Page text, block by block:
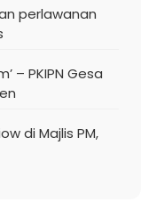
perlawanan
– PKIPN Gesa
di Majlis PM,